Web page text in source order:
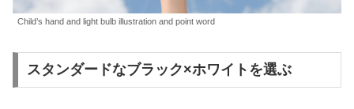
Child’s hand and light bulb illustration and point word
スタンダードなブラック×ホワイトを選ぶ